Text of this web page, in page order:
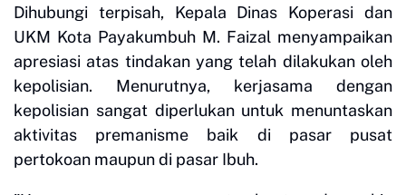
Dihubungi terpisah, Kepala Dinas Koperasi dan
UKM Kota Payakumbuh M. Faizal menyampaikan
apresiasi atas tindakan yang telah dilakukan oleh
kepolisian. Menurutnya, kerjasama dengan
kepolisian sangat diperlukan untuk menuntaskan
aktivitas premanisme baik di pasar pusat
pertokoan maupun di pasar Ibuh.